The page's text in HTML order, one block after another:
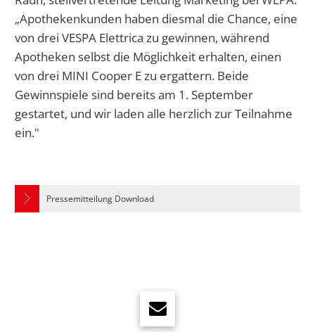
„Apothekenkunden haben diesmal die Chance, eine
von drei VESPA Elettrica zu gewinnen, während
Apotheken selbst die Möglichkeit erhalten, einen
von drei MINI Cooper E zu ergattern. Beide
Gewinnspiele sind bereits am 1. September
gestartet, und wir laden alle herzlich zur Teilnahme
ein."
Pressemitteilung Download